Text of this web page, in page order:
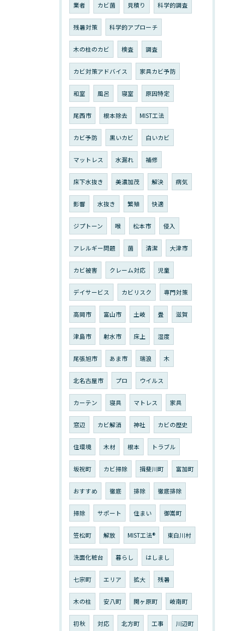
業者 カビ菌 見積り 科学的調査
残暑対策 科学的アプローチ
木の柱のカビ 検査 調査
カビ対策アドバイス 家具カビ予防
和室 風呂 寝室 原因特定
尾西市 根本除去 MIST工法
カビ予防 黒いカビ 白いカビ
マットレス 水漏れ 補修
床下水抜き 美濃加茂 解決 病気
影響 水抜き 繁殖 快適
ジプトーン 喉 松本市 侵入
アレルギー問題 菌 清潔 大津市
カビ被害 クレーム対応 児童
デイサービス カビリスク 専門対策
高岡市 富山市 土岐 畳 滋賀
津島市 射水市 床上 湿度
尾張旭市 あま市 瑞浪 木
北名古屋市 プロ ウイルス
カーテン 寝具 マトレス 家具
窓辺 カビ解消 神社 カビの歴史
住環境 木材 根本 トラブル
坂祝町 カビ掃除 揖斐川町 富加町
おすすめ 徹底 排除 徹底排除
掃除 サポート 住まい 御嵩町
笠松町 解放 MIST工法®︎ 東白川村
洗面化粧台 暮らし はしまし
七宗町 エリア 拡大 残暑
木の柱 安八町 関ヶ原町 岐南町
初秋 対応 北方町 工事 川辺町